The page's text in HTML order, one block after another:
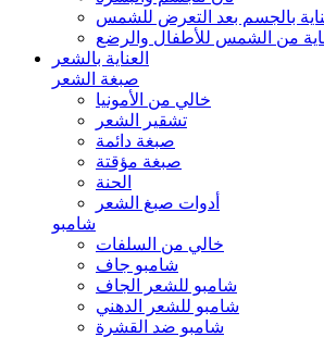
بالجسم بعد التعرض للشمس
من الشمس للأطفال والرضع
العناية بالشعر
صبغة الشعر
خالي من الأمونيا
تشقير الشعر
صبغة دائمة
صبغة مؤقتة
الحنة
أدوات صبغ الشعر
شامبو
خالي من السلفات
شامبو جاف
شامبو للشعر الجاف
شامبو للشعر الدهني
شامبو ضد القشرة